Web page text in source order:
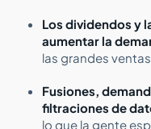
Los dividendos y
aumentar la
las grandes
Fusiones,
filtraciones de
lo que la gente